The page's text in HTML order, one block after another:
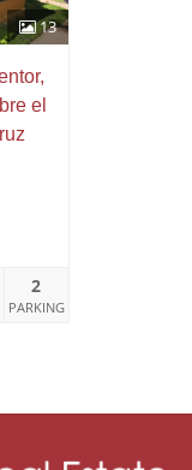
13
el
2
PARKING